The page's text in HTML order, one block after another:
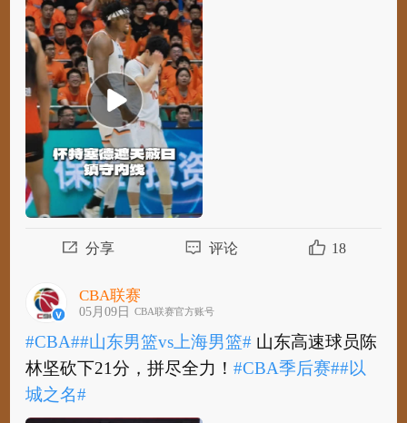
特塞德霸气盖帽，遮天蔽日镇守内线！
季后赛##以城之名# ​
分享 评论 18
CBA联赛
05月09日 CBA联赛官方账号
#CBA##山东男篮vs上海男篮# 山东高速球员陈
林坚砍下21分，拼尽全力！#CBA季后赛##以
城之名#